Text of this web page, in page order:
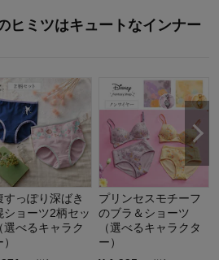
ヒミツはキュートなインナー
すっぽり深ばき
ショーツ2柄セッ
選べるキャラク
プリンセスモチーフ
のブラ＆ショーツ
（選べるキャラクタ
ー）